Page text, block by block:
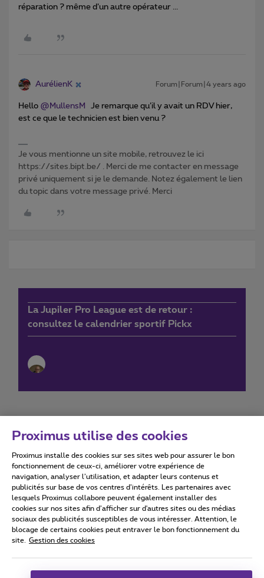
réparation ? même d’un autre opérateur ...
AurélienK Forum|Forum|4 years ago
Hello @MullensM
Je remarque qu’il y avait un RDV hier,
est ce que le technicien est bien venu ?
Je vous mentionne un site mobile, retrouvez le ici
https://sites.bipt.be/ . Merci de me contacter en message
privé uniquement si je le demande. Notez également le lien
du topic dans votre message privé. Merci
La Jupiler Pro League est de retour :
consultez le calendrier sportif Pickx
Conditions d'utilisation Accessibility statement
Tous droits réservés. © 2026 Proximus
Conditions générales, info consommateur
Proximus utilise des cookies
Proximus installe des cookies sur ses sites web pour assurer le bon
fonctionnement de ceux-ci, améliorer votre expérience de
navigation, analyser l’utilisation, et adapter leurs contenus et
publicités sur base de vos centres d’intérêts. Les partenaires avec
lesquels Proximus collabore peuvent également installer des
cookies sur nos sites afin d’afficher sur d'autres sites ou des médias
sociaux des publicités susceptibles de vous intéresser. Attention, le
blocage de certains cookies peut entraver le bon fonctionnement du
site.
Gestion des cookies